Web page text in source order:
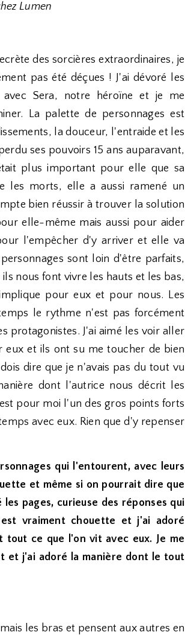
Lumen
des sorcières extraordinaires, je
pas été déçues ! J'ai dévoré les
Sera, notre héroïne et je me
La palette de personnages est
la douceur, l'entraide et les
ses pouvoirs 15 ans auparavant,
plus important pour elle que sa
les morts, elle a aussi ramené un
bien réussir à trouver la solution
elle-même mais aussi pour aider
l'empêcher d'y arriver et elle va
sont loin d'être parfaits,
nous font vivre les hauts et les bas,
pour eux et pour nous. Les
le rythme n'est pas forcément
protagonistes. J'ai aimé les voir aller
et ils ont su me toucher de bien
dire que je n'avais pas du tout vu
dont l'autrice nous décrit les
pour moi l'un des gros points forts
avec eux. Rien que d'y repenser
qui l'entourent, avec leurs
et même si on pourrait dire que
pages, curieuse des réponses qui
vraiment chouette et j'ai adoré
tout ce que l'on vit avec eux. Je me
et j'ai adoré la manière dont le tout
les bras et pensent aux autres en